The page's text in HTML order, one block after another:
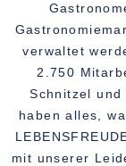
verwaltet
2.750
Schnitzel
haben alles,
mit unserer